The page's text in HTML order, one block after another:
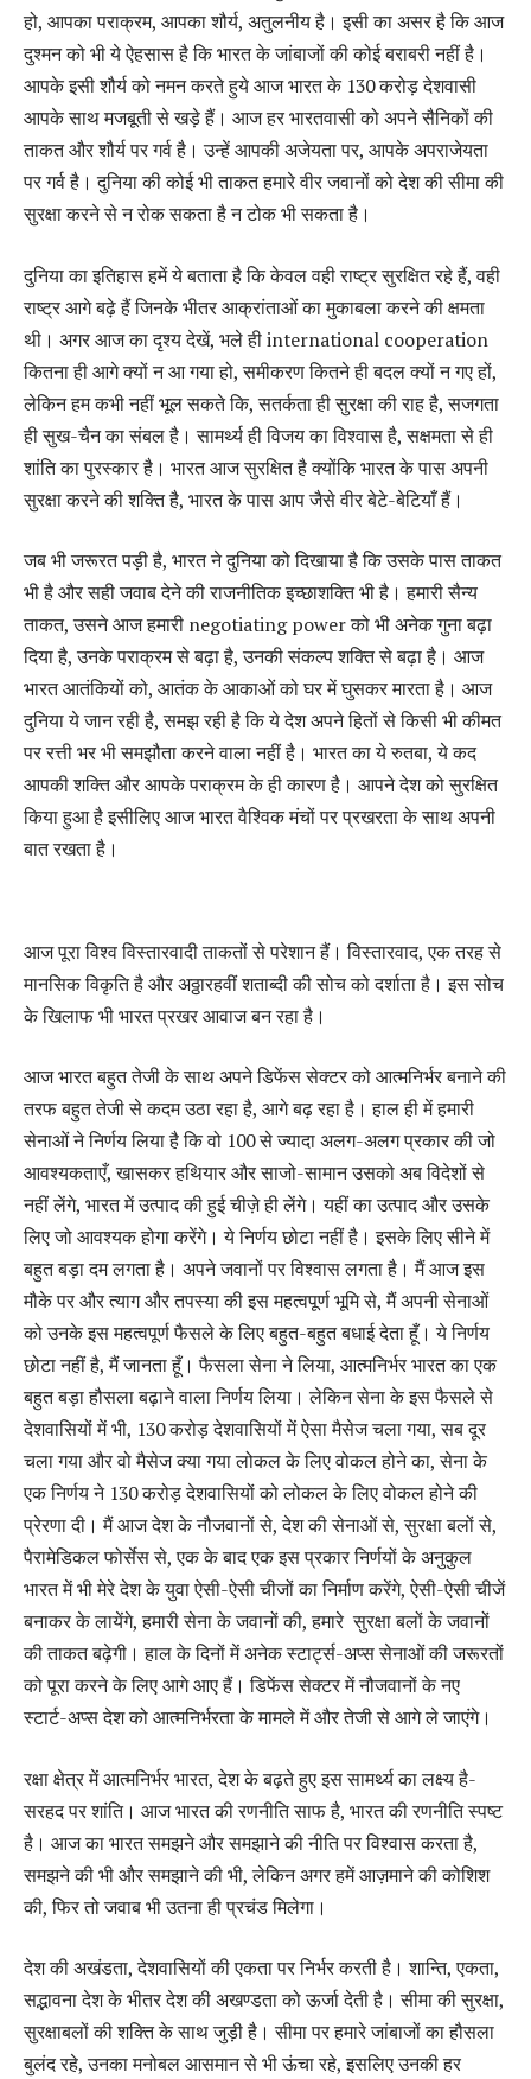
हो, आपका पराक्रम, आपका शौर्य, अतुलनीय है। इसी का असर है कि आज
दुश्मन को भी ये ऐहसास है कि भारत के जांबाजों की कोई बराबरी नहीं है।
आपके इसी शौर्य को नमन करते हुये आज भारत के 130 करोड़ देशवासी
आपके साथ मजबूती से खड़े हैं। आज हर भारतवासी को अपने सैनिकों की
ताकत और शौर्य पर गर्व है। उन्हें आपकी अजेयता पर, आपके अपराजेयता
पर गर्व है। दुनिया की कोई भी ताकत हमारे वीर जवानों को देश की सीमा की
सुरक्षा करने से न रोक सकता है न टोक भी सकता है।
दुनिया का इतिहास हमें ये बताता है कि केवल वही राष्ट्र सुरक्षित रहे हैं, वही
राष्ट्र आगे बढ़े हैं जिनके भीतर आक्रांताओं का मुकाबला करने की क्षमता
थी। अगर आज का दृश्‍य देखें, भले ही international cooperation
कितना ही आगे क्यों न आ गया हो, समीकरण कितने ही बदल क्यों न गए हों,
लेकिन हम कभी नहीं भूल सकते कि, सतर्कता ही सुरक्षा की राह है, सजगता
ही सुख-चैन का संबल है। सामर्थ्य ही विजय का विश्वास है, सक्षमता से ही
शांति का पुरस्कार है। भारत आज सुरक्षित है क्योंकि भारत के पास अपनी
सुरक्षा करने की शक्ति है, भारत के पास आप जैसे वीर बेटे-बेटियाँ हैं।
जब भी जरूरत पड़ी है, भारत ने दुनिया को दिखाया है कि उसके पास ताकत
भी है और सही जवाब देने की राजनीतिक इच्छाशक्ति भी है। हमारी सैन्य
ताकत, उसने आज हमारी negotiating power को भी अनेक गुना बढ़ा
दिया है, उनके पराक्रम से बढ़ा है, उनकी संकल्प शक्‍ति से बढ़ा है। आज
भारत आतंकियों को, आतंक के आकाओं को घर में घुसकर मारता है। आज
दुनिया ये जान रही है, समझ रही है कि ये देश अपने हितों से किसी भी कीमत
पर रत्ती भर भी समझौता करने वाला नहीं है। भारत का ये रुतबा, ये कद
आपकी शक्ति और आपके पराक्रम के ही कारण है। आपने देश को सुरक्षित
किया हुआ है इसीलिए आज भारत वैश्विक मंचों पर प्रखरता के साथ अपनी
बात रखता है।
आज पूरा विश्व विस्तारवादी ताकतों से परेशान हैं। विस्तारवाद, एक तरह से
मानसिक विकृति है और अठ्ठारहवीं शताब्दी की सोच को दर्शाताहै। इस सोच
के खिलाफ भी भारत प्रखर आवाज बन रहा है।
आज भारत बहुत तेजी के साथ अपने डिफेंस सेक्टर को आत्मनिर्भर बनाने की
तरफ बहुत तेजी से कदम उठा रहा है, आगे बढ़ रहा है। हाल ही में हमारी
सेनाओं ने निर्णय लिया है कि वो 100 से ज्यादा अलग-अलग प्रकार की जो
आवश्‍यकताएँ, खासकर हथियार और साजो-सामान उसको अब विदेशों से
नहीं लेंगे, भारत में उत्‍पाद की हुई चीज़े ही लेंगे। यहीं का उत्‍पाद और उसके
लिए जो आवश्‍यक होगा करेंगे। ये निर्णय छोटा नहीं है। इसके लिए सीने में
बहुत बड़ा दम लगता है। अपने जवानों पर विश्‍वास लगता है। मैं आज इस
मौके पर और त्‍याग और तपस्‍या की इस महत्‍वपूर्ण भूमि से, मैं अपनी सेनाओं
को उनके इस महत्‍वपूर्ण फैसले के लिए बहुत-बहुत बधाई देता हूँ। ये निर्णय
छोटा नहीं है, मैं जानता हूँ। फैसला सेना ने लिया, आत्‍मनिर्भर भारत का एक
बहुत बड़ा हौसला बढ़ाने वाला निर्णय लिया। लेकिन सेना के इस फैसले से
देशवासियों में भी, 130 करोड़ देशवासियों में ऐसा मैसेज चला गया, सब दूर
चला गया और वो मैसेज क्‍या गया लोकल के लिए वोकल होने का, सेना के
एक निर्णय ने 130 करोड़ देशवासियों को लोकल के लिए वोकल होने की
प्रेरणा दी। मैं आज देश के नौजवानों से, देश की सेनाओं से, सुरक्षा बलों से,
पैरामेडिकल फोर्सेस से, एक के बाद एक इस प्रकार निर्णयों के अनुकुल
भारत में भी मेरे देश के युवा ऐसी-ऐसी चीजों का निर्माण करेंगे, ऐसी-ऐसी चीजें
बनाकर के लायेंगे, हमारी सेना के जवानों की, हमारे सुरक्षा बलों के जवानों
की ताकत बढ़ेगी। हाल के दिनों में अनेक स्टार्ट्स-अप्स सेनाओं की जरूरतों
को पूरा करने के लिए आगे आए हैं। डिफेंस सेक्टर में नौजवानों के नए
स्टार्ट-अप्स देश को आत्मनिर्भरता के मामले में और तेजी से आगे ले जाएंगे।
रक्षा क्षेत्र में आत्मनिर्भर भारत, देश के बढ़ते हुए इस सामर्थ्य का लक्ष्य है-
सरहद पर शांति। आज भारत की रणनीति साफ है, भारत की रणनीति स्पष्ट
है। आज का भारत समझने और समझाने की नीति पर विश्वास करता है,
समझने की भी और समझाने की भी, लेकिन अगर हमें आज़माने की कोशिश
की, फिर तो जवाब भी उतना ही प्रचंड मिलेगा।
देश की अखंडता, देशवासियों की एकता पर निर्भर करती है। शान्‍ति, एकता,
सद्भावना देश के भीतर देश की अखण्‍डता को ऊर्जा देती है। सीमा की सुरक्षा,
सुरक्षाबलों की शक्ति के साथ जुड़ी है। सीमा पर हमारे जांबाजों का हौसला
बुलंद रहे, उनका मनोबल आसमान से भी ऊंचा रहे, इसलिए उनकी हर